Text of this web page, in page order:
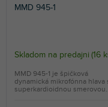
MMD 945-1
Skladom na predajni (16
MMD 945-1 je špičková
dynamická mikrofónna hlava
superkardioidnou